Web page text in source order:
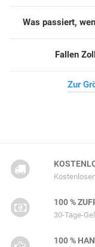
Was passiert,
Fallen
Zur
100 %
30-Tage-
100 %